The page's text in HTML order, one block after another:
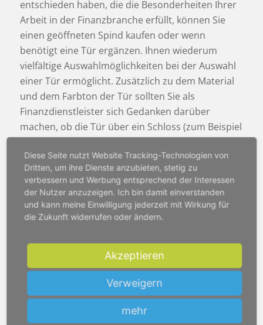
entschieden haben, die die Besonderheiten Ihrer
Arbeit in der Finanzbranche erfüllt, können Sie
einen geöffneten Spind kaufen oder wenn
benötigt eine Tür ergänzen. Ihnen wiederum
vielfältige Auswahlmöglichkeiten bei der Auswahl
einer Tür ermöglicht. Zusätzlich zu dem Material
und dem Farbton der Tür sollten Sie als
Finanzdienstleister sich Gedanken darüber
machen, ob die Tür über ein Schloss (zum Beispiel
ein Zylinderschloss oder Vörhängeschloss)
verfügen sollte, um komplette vollen Schutz und
Intimsphäre gewährleisten zu können.
Was ein Finanzdienstleister
beim Spind Kaufen
Möchten Sie für Ihre Arbeit als Finanzdienstleister
oderHotelfachmanneinen optimierten Spind
kaufen, ist es wichtig, auf Funktionalität besonders
viel Wert zu legen. Bei den in der vorherigen
Passage aufgeführten Optionen geht es nicht
Diese Seite nutzt Website Tracking-Technologien von
Dritten, um ihre Dienste anzubieten, stetig zu
verbessern und Werbung entsprechend der Interessen
der Nutzer anzuzeigen. Ich bin damit einverstanden
und kann meine Einwilligung jederzeit mit Wirkung für
die Zukunft widerrufen oder ändern.
Akzeptieren
Verweigern
mehr